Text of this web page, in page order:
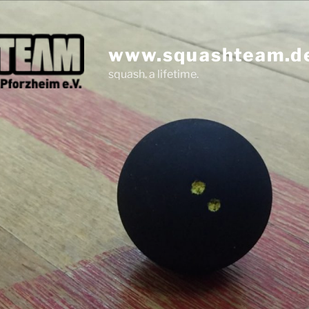
squash. a lifetime.